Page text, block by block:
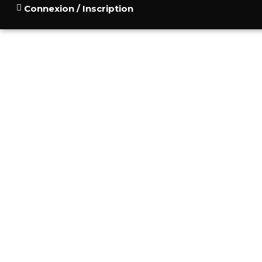
Connexion / Inscription